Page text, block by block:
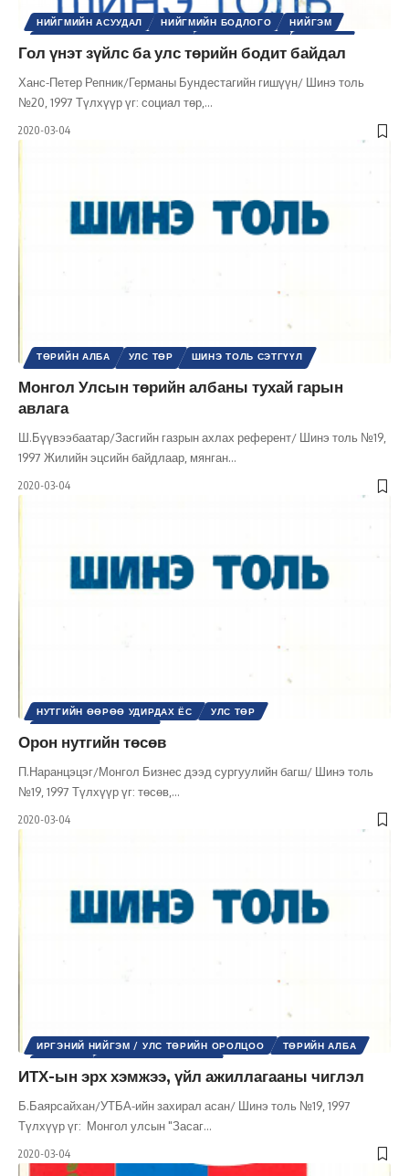
НИЙГМИЙН АСУУДАЛ НИЙГМИЙН БОДЛОГО
НИЙГЭМ
ХӨГЖЛИЙН БОДЛОГО
ШИНЭ ТОЛЬ СЭТГҮҮЛ ЭДИЙН ЗАСАГ
Гол үнэт зүйлс ба улс төрийн бодит байдал
Ханс-Петер Репник/Германы Бундестагийн гишүүн/ Шинэ толь
№20, 1997 Түлхүүр үг: социал төр,…
2020-03-04
ТӨРИЙН АЛБА УЛС ТӨР ШИНЭ ТОЛЬ СЭТГҮҮЛ
Монгол Улсын төрийн албаны тухай гарын
авлага
Ш.Бүүвээбаатар/Засгийн газрын ахлах референт/ Шинэ толь №19,
1997 Жилийн эцсийн байдлаар, мянган…
2020-03-04
НУТГИЙН ӨӨРӨӨ УДИРДАХ ЁС
УЛС ТӨР
Орон нутгийн төсөв
П.Наранцэцэг/Монгол Бизнес дээд сургуулийн багш/ Шинэ толь
№19, 1997 Түлхүүр үг: төсөв, …
2020-03-04
ИРГЭНИЙ НИЙГЭМ / УЛС ТӨРИЙН ОРОЛЦОО
ТӨРИЙН АЛБА
ИТХ-ын эрх хэмжээ, үйл ажиллагааны чиглэл
Б.Баярсайхан/УТБА-ийн захирал асан/ Шинэ толь №19, 1997
Түлхүүр үг: Монгол улсын "Засаг…
2020-03-04